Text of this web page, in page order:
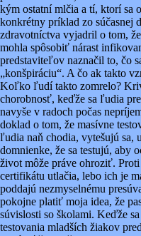
kým ostatní mlčia a tí, ktorí sa
konkrétny príklad zo súčasnej
zdravotníctva vyjadril o tom,
mohla spôsobiť nárast
predstaviteľov naznačil to, čo
„konšpiráciu“. A čo ak takto
Koľko ľudí takto zomrelo?
chorobnosť, keďže sa ľudia
navyše v radoch počas
doklad o tom, že masívne
ľudia naň chodia, vytešujú
domnienke, že sa testujú, aby
život môže práve ohroziť.
certifikátu utlačia, lebo ich je
poddajú nezmyselnému
pokojne platiť moja idea, že
súvislosti so školami. Keďže
testovania mladších žiakov